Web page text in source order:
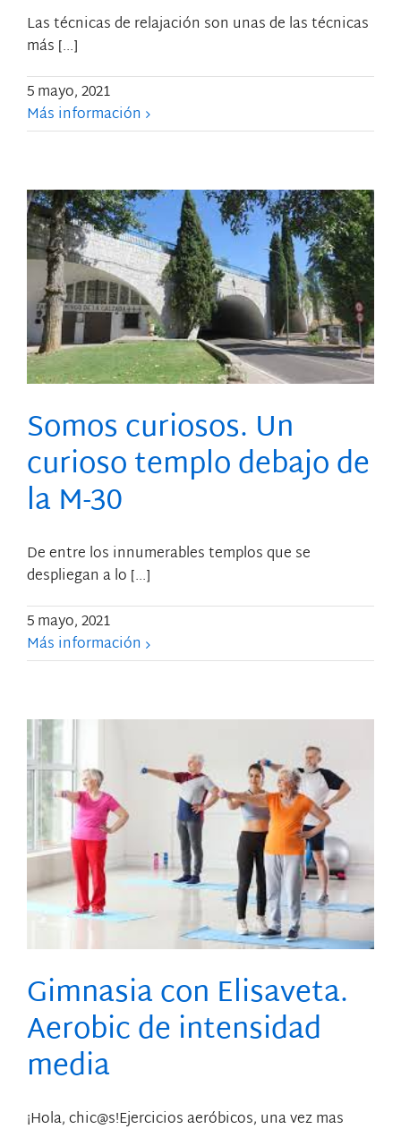
Las técnicas de relajación son unas de las técnicas
más [...]
5 mayo, 2021
Más información
Somos curiosos. Un
curioso templo debajo de
la M-30
De entre los innumerables templos que se
despliegan a lo [...]
5 mayo, 2021
Más información
Gimnasia con Elisaveta.
Aerobic de intensidad
media
¡Hola, chic@s!Ejercicios aeróbicos, una vez mas